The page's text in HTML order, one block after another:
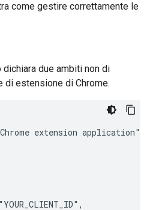
come gestire correttamente le
due ambiti non di
estensione di Chrome.
extension application",